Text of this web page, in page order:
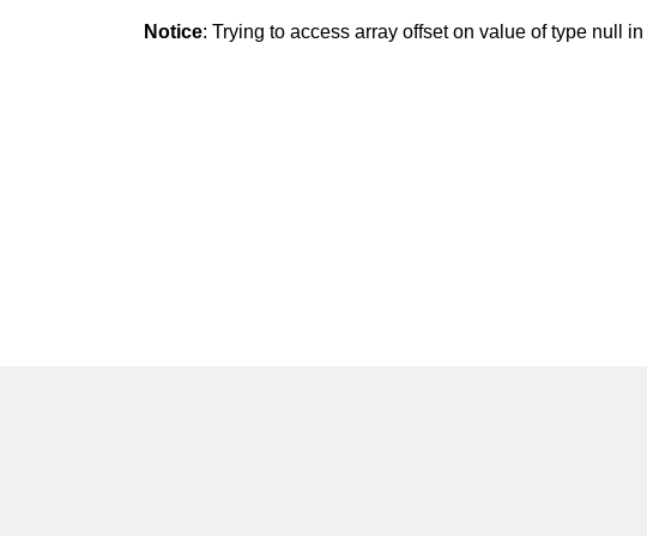
Notice: Trying to access array offset on value of type null in